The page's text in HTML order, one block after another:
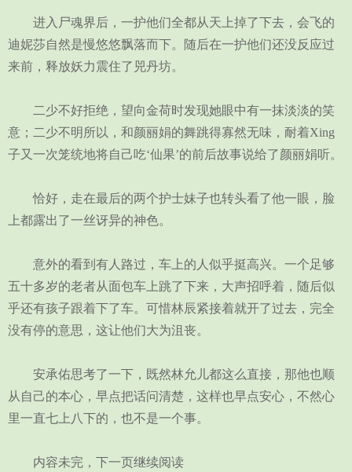
进入尸魂界后，一护他们全都从天上掉了下去，会飞的
迪妮莎自然是慢悠悠飘落而下。随后在一护他们还没反应过
来前，释放妖力震住了兕丹坊。
二少不好拒绝，望向金荷时发现她眼中有一抹淡淡的笑
意；二少不明所以，和颜丽娟的舞跳得寡然无味，耐着Xing
子又一次笼统地将自己吃‘仙果’的前后故事说给了颜丽娟听。
恰好，走在最后的两个护士妹子也转头看了他一眼，脸
上都露出了一丝讶异的神色。
意外的看到有人路过，车上的人似乎挺高兴。一个足够
五十多岁的老者从面包车上跳了下来，大声招呼着，随后似
乎还有孩子跟着下了车。可惜林辰紧接着就开了过去，完全
没有停的意思，这让他们大为沮丧。
安承佑思考了一下，既然林允儿都这么直接，那他也顺
从自己的本心，早点把话问清楚，这样也早点安心，不然心
里一直七上八下的，也不是一个事。
内容未完，下一页继续阅读